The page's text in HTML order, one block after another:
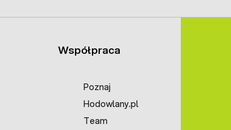
Współpraca
Poznaj
Hodowlany.pl
Team